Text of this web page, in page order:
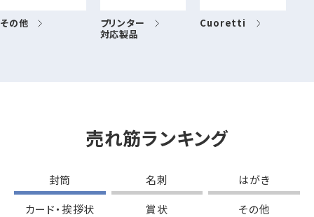
その他
プリンター
対応製品
Cuoretti
売れ筋ランキング
封筒 名刺
はがき
カード・挨拶状
賞状 その他